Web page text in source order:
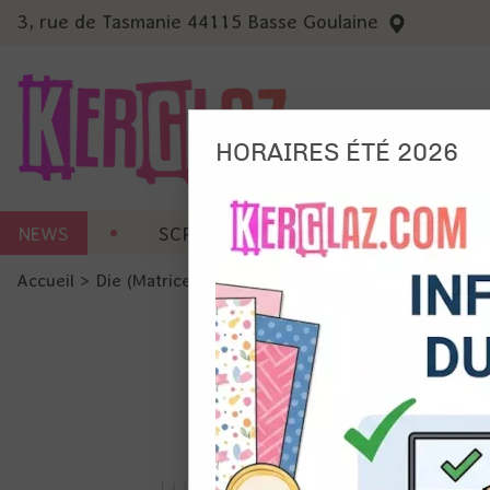
3, rue de Tasmanie 44115 Basse Goulaine
NEWS SCRAP CARTERIE MACHINES
Accueil > Die (Matrice de découpe) Die format standard
Ils
et du
précises
Si vous
de la
HORAIRES ÉTÉ 2026